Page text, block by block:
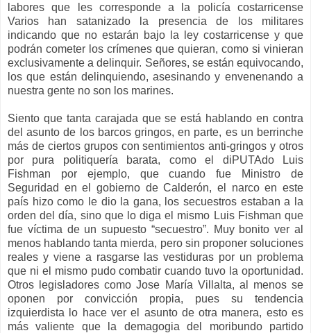
labores que les corresponde a la policía costarricense
Varios han satanizado la presencia de los militares
indicando que no estarán bajo la ley costarricense y que
podrán cometer los crímenes que quieran, como si vinieran
exclusivamente a delinquir. Señores, se están equivocando,
los que están delinquiendo, asesinando y envenenando a
nuestra gente no son los marines.
Siento que tanta carajada que se está hablando en contra
del asunto de los barcos gringos, en parte, es un berrinche
más de ciertos grupos con sentimientos anti-gringos y otros
por pura politiquería barata, como el diPUTAdo Luis
Fishman por ejemplo, que cuando fue Ministro de
Seguridad en el gobierno de Calderón, el narco en este
país hizo como le dio la gana, los secuestros estaban a la
orden del día, sino que lo diga el mismo Luis Fishman que
fue víctima de un supuesto “secuestro”. Muy bonito ver al
menos hablando tanta mierda, pero sin proponer soluciones
reales y viene a rasgarse las vestiduras por un problema
que ni el mismo pudo combatir cuando tuvo la oportunidad.
Otros legisladores como Jose María Villalta, al menos se
oponen por convicción propia, pues su tendencia
izquierdista lo hace ver el asunto de otra manera, esto es
más valiente que la demagogia del moribundo partido